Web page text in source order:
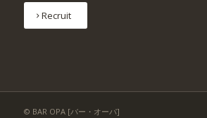
Recruit
© BAR OPA [バー・オーパ]